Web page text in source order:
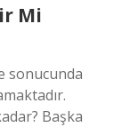
Mi
sonucunda
Başka